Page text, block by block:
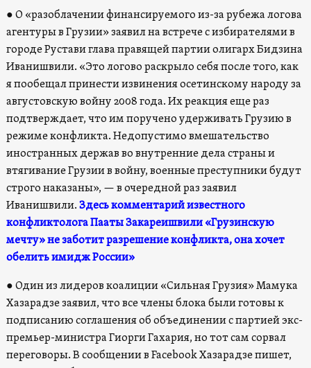
● О «разоблачении финансируемого из-за рубежа логова
агентуры в Грузии» заявил на встрече с избирателями в
городе Рустави глава правящей партии олигарх Бидзина
Иванишвили. «Это логово раскрыло себя после того, как
я пообещал принести извинения осетинскому народу за
августовскую войну 2008 года. Их реакция еще раз
подтверждает, что им поручено удерживать Грузию в
режиме конфликта. Недопустимо вмешательство
иностранных держав во внутренние дела страны и
втягивание Грузии в войну, военные преступники будут
строго наказаны», — в очередной раз заявил
Иванишвили. Здесь комментарий известного
конфликтолога Пааты Закареишвили «Грузинскую
мечту» не заботит разрешение конфликта, она хочет
обелить имидж России»
● Один из лидеров коалиции «Сильная Грузия» Мамука
Хазарадзе заявил, что все члены блока были готовы к
подписанию соглашения об объединении с партией экс-
премьер-министра Гиорги Гахария, но тот сам сорвал
переговоры. В сообщении в Facebook Хазарадзе пишет,